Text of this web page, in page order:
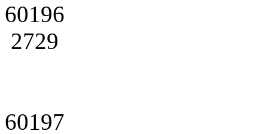
60196
2729
60197